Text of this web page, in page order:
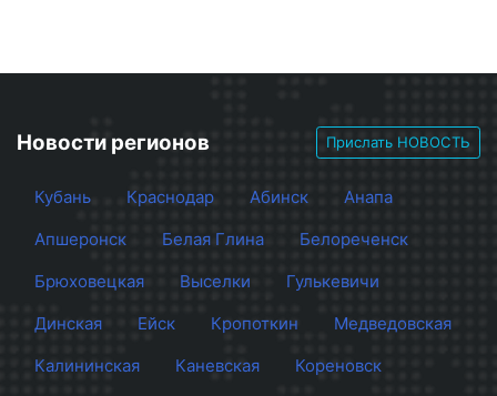
Новости регионов Прислать НОВОСТЬ
Кубань Краснодар Абинск
Анапа
Апшеронск
Белая Глина
Белореченск
Брюховецкая
Выселки
Гулькевичи
Динская
Ейск Кропоткин
Медведовская
Калининская
Каневская
Кореновск